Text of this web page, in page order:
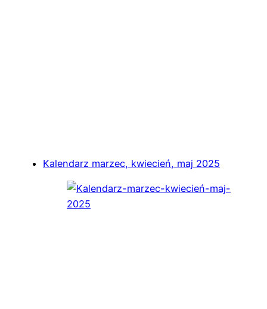
Kalendarz marzec, kwiecień, maj 2025